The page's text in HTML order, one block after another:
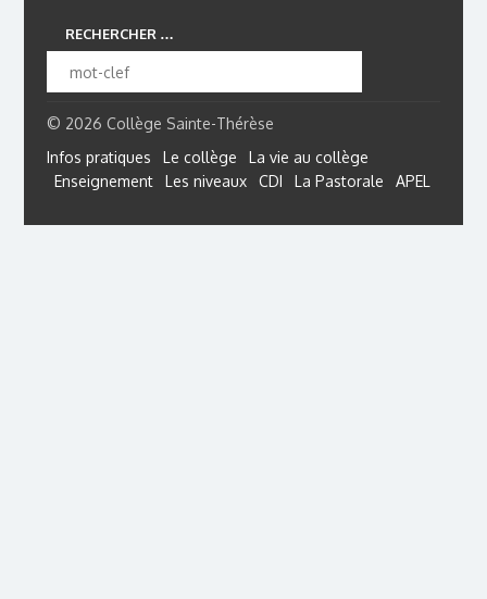
RECHERCHER …
© 2026 Collège Sainte-Thérèse
Infos pratiques
Le collège
La vie au collège
Enseignement
Les niveaux CDI La Pastorale APEL